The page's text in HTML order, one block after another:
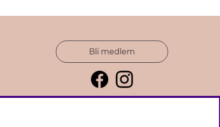
Bli medlem